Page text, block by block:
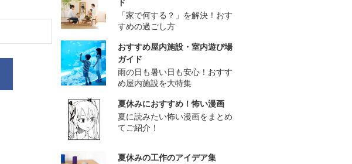
ド
「家で何する？」を解決！おす
すめの過ごし方
おすすめ屋内施設・室内遊び場
ガイド
雨の日も暑い日も安心！おすす
め屋内施設を大特集
夏休みにおすすめ！怖い漫画
夏に読みたい怖い漫画をまとめ
てご紹介！
夏休みの工作のアイデア集